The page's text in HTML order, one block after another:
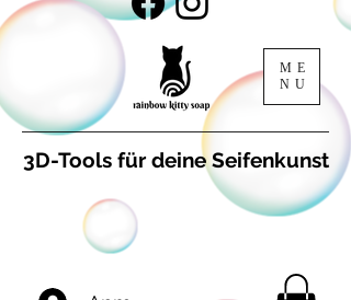
ME
NU
3D-Tools für deine Seifenkunst